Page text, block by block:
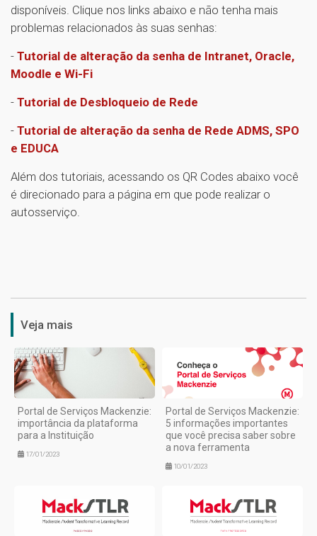
disponíveis. Clique nos links abaixo e não tenha mais
problemas relacionados às suas senhas:
- Tutorial de alteração da senha de Intranet, Oracle,
Moodle e Wi-Fi
- Tutorial de Desbloqueio de Rede
- Tutorial de alteração da senha de Rede ADMS, SPO
e EDUCA
Além dos tutoriais, acessando os QR Codes abaixo você
é direcionado para a página em que pode realizar o
autosserviço.
Veja mais
Portal de Serviços Mackenzie:
importância da plataforma
para a Instituição
17/01/2023
Portal de Serviços Mackenzie:
5 informações importantes
que você precisa saber sobre
a nova ferramenta
10/01/2023